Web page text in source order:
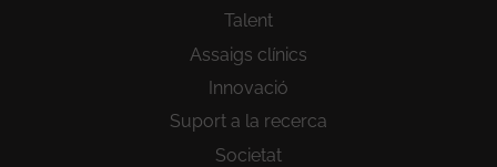
Talent
Assaigs clínics
Innovació
Suport a la recerca
Societat